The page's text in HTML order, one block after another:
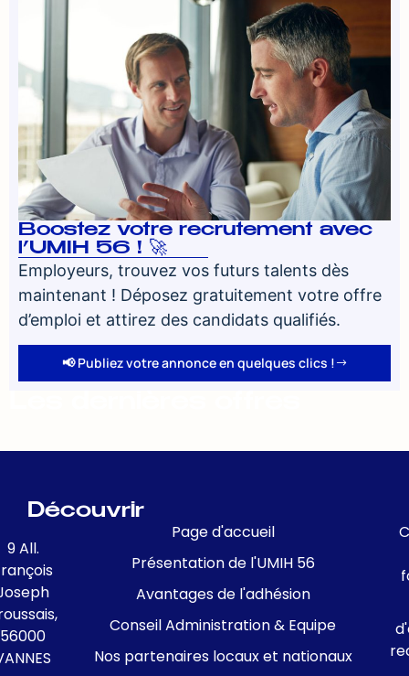
Boostez votre recrutement avec
l’UMIH 56 ! 🚀
Employeurs, trouvez vos futurs talents dès
maintenant ! Déposez gratuitement votre offre
d’emploi et attirez des candidats qualifiés.
📢 Publiez votre annonce en quelques clics !
9 All.
56000
Découvrir
Page d'accueil
Présentation de l'UMIH 56
Avantages de l'adhésion
Conseil Administration & Equipe
Nos partenaires locaux et nationaux